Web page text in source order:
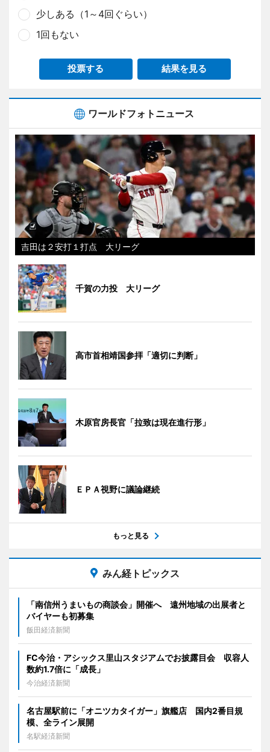
少しある（1～4回ぐらい）
1回もない
投票する 結果を見る
ワールドフォトニュース
吉田は２安打１打点 大リーグ
千賀の力投 大リーグ
高市首相靖国参拝「適切に判断」
木原官房長官「拉致は現在進行形」
ＥＰＡ視野に議論継続
もっと見る
みん経トピックス
「南信州うまいもの商談会」開催へ 遠州地域の出展者と
バイヤーも初募集
飯田経済新聞
FC今治・アシックス里山スタジアムでお披露目会 収容人
数約1.7倍に「成長」
今治経済新聞
名古屋駅前に「オニツカタイガー」旗艦店 国内2番目規
模、全ライン展開
名駅経済新聞